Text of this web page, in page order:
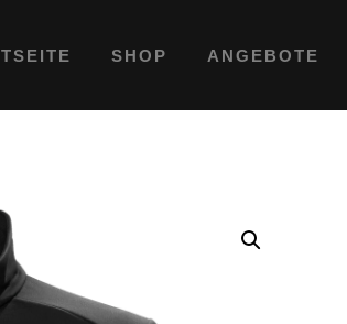
SHOP ANGEBOTE